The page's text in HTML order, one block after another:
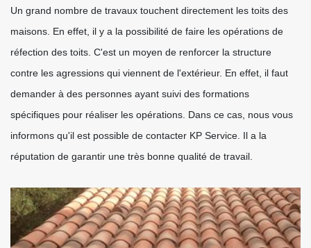
Un grand nombre de travaux touchent directement les toits des
maisons. En effet, il y a la possibilité de faire les opérations de
réfection des toits. C'est un moyen de renforcer la structure
contre les agressions qui viennent de l'extérieur. En effet, il faut
demander à des personnes ayant suivi des formations
spécifiques pour réaliser les opérations. Dans ce cas, nous vous
informons qu'il est possible de contacter KP Service. Il a la
réputation de garantir une très bonne qualité de travail.